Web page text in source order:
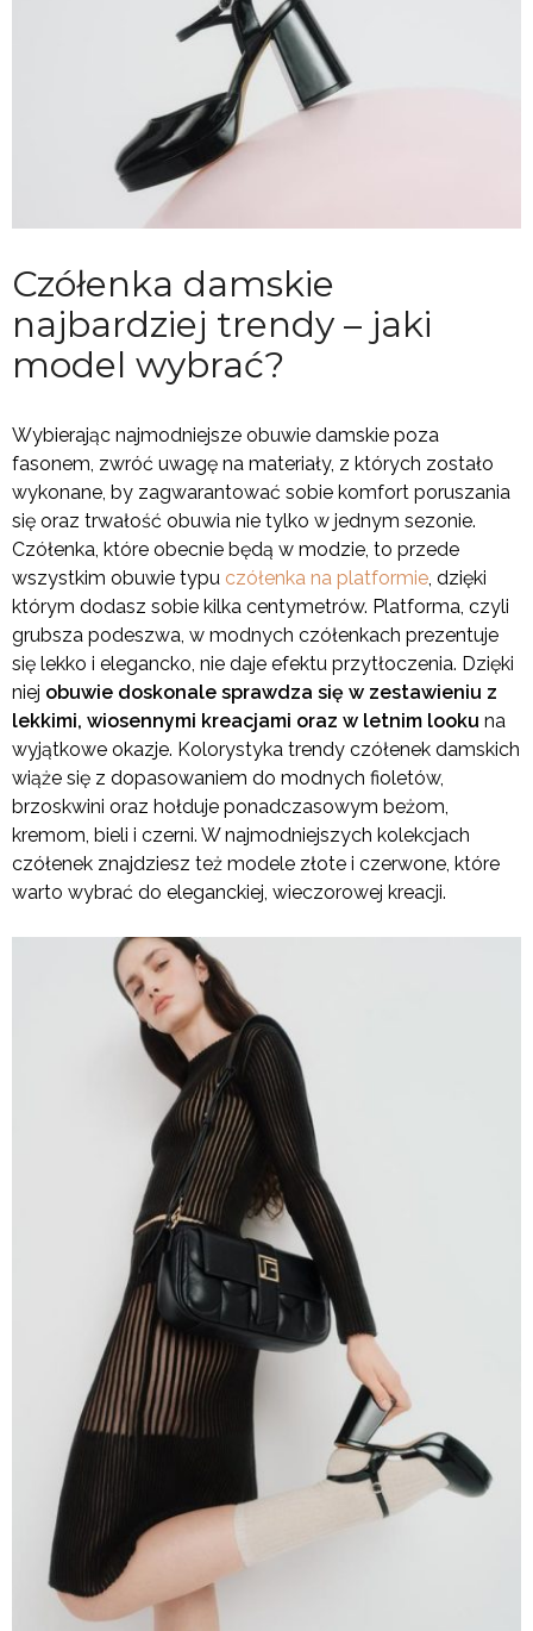
Czółenka damskie
najbardziej trendy – jaki
model wybrać?
Wybierając najmodniejsze obuwie damskie poza
fasonem, zwróć uwagę na materiały, z których zostało
wykonane, by zagwarantować sobie komfort poruszania
się oraz trwałość obuwia nie tylko w jednym sezonie.
Czółenka, które obecnie będą w modzie, to przede
wszystkim obuwie typu czółenka na platformie , dzięki
którym dodasz sobie kilka centymetrów. Platforma, czyli
grubsza podeszwa, w modnych czółenkach prezentuje
się lekko i elegancko, nie daje efektu przytłoczenia. Dzięki
niej obuwie doskonale sprawdza się w zestawieniu z
lekkimi, wiosennymi kreacjami oraz w letnim looku na
wyjątkowe okazje. Kolorystyka trendy czółenek damskich
wiąże się z dopasowaniem do modnych fioletów,
brzoskwini oraz hołduje ponadczasowym beżom,
kremom, bieli i czerni. W najmodniejszych kolekcjach
czółenek znajdziesz też modele złote i czerwone, które
warto wybrać do eleganckiej, wieczorowej kreacji.